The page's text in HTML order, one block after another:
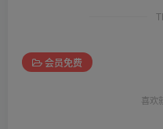
会员免费
喜欢